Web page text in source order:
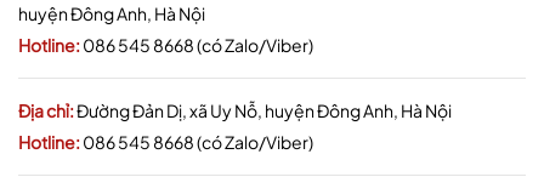
huyện Đông Anh, Hà Nội
Hotline:086 545 8668 (có Zalo/Viber)
Địa chỉ:Đường Đản Dị, xã Uy Nỗ, huyện Đông Anh, Hà Nội
Hotline:086 545 8668 (có Zalo/Viber)